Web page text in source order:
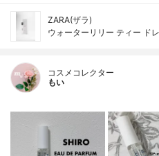
ZARA(ザラ)
ウォーターリリー ティー ド
コスメコレクター
もい